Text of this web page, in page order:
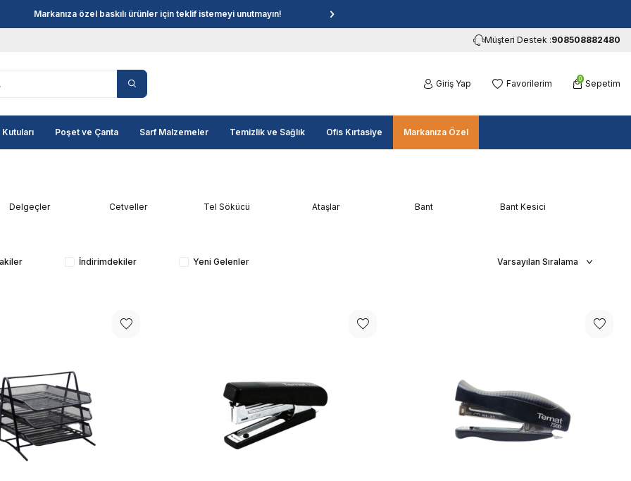
Markanıza özel baskılı ürünler için teklif istemeyi unutmayın!
Müşteri Destek :908508882480
Giriş Yap Favorilerim 0 Sepetim
Kutuları Poşet ve Çanta Sarf Malzemeler Temizlik ve Sağlık Ofis Kırtasiye Markanıza Özel
Delgeçler Cetveller Tel Sökücü Ataşlar Bant Bant Kesici
İndirimdekiler Yeni Gelenler